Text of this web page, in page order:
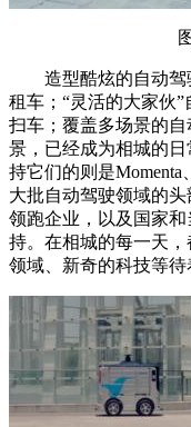
造型酷炫的自动
租车；“灵活的大家伙
扫车；覆盖多场景的
景，已经成为相城的
持它们的则是
大批自动驾驶领域的
领跑企业，以及国家
持。在相城的每一天
领域、新奇的科技等待